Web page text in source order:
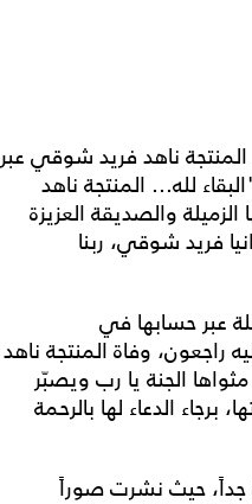
ناهد فريد شوقي عبر
لله... المنتجة ناهد
والصديقة العزيزة
فريد شوقي، ربنا
عبر حسابها في
راجعون، وفاة المنتجة ناهد
الجنة يا رب ويصبّر
برجاء الدعاء لها بالرحمة
جداً، حيث نشرت صوراً